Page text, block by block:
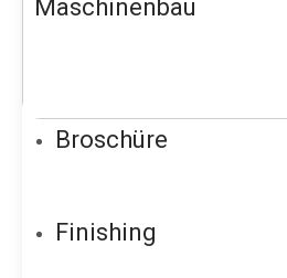
Maschinenbau
Broschüre
Finishing